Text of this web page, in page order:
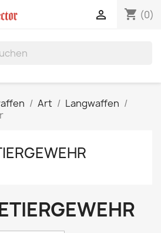
shopping_cart (0)

Art
Langwaffen